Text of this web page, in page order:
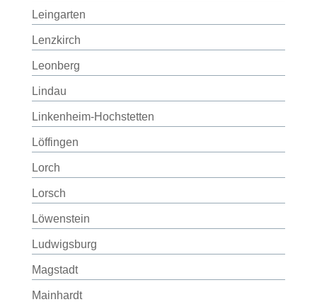
Leingarten
Lenzkirch
Leonberg
Lindau
Linkenheim-Hochstetten
Löffingen
Lorch
Lorsch
Löwenstein
Ludwigsburg
Magstadt
Mainhardt